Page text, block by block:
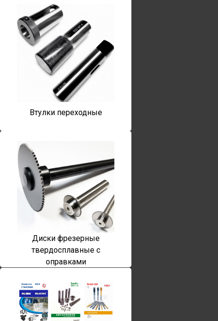
Втулки переходные
Диски фрезерные
твердосплавные с
оправками